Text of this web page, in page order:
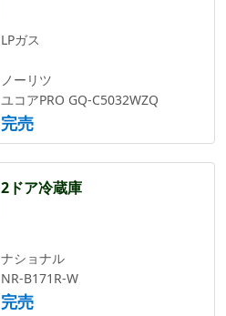
LPガス
ノーリツ
ユコアPRO GQ-C5032WZQ
完売
2ドア冷蔵庫
ナショナル
NR-B171R-W
完売